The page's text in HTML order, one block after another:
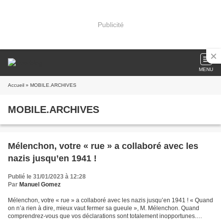
Publicité
MENU
Accueil » MOBILE.ARCHIVES
MOBILE.ARCHIVES
Mélenchon, votre « rue » a collaboré avec les
nazis jusqu’en 1941 !
Publié le 31/01/2023 à 12:28
Par Manuel Gomez
Mélenchon, votre « rue » a collaboré avec les nazis jusqu’en 1941 ! « Quand
on n’a rien à dire, mieux vaut fermer sa gueule », M. Mélenchon. Quand
comprendrez-vous que vos déclarations sont totalement inopportunes.